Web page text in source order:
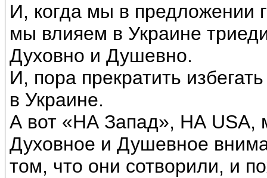
И, когда мы в предложении
мы влияем в Украине
Духовно и Душевно.
И, пора прекратить
в Украине.
А вот «НА Запад», НА USА,
Духовное и Душевное
том, что они сотворили, и